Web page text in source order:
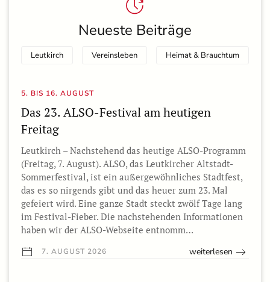
Neueste Beiträge
Leutkirch Vereinsleben Heimat & Brauchtum
5. BIS 16. AUGUST
Das 23. ALSO-Festival am heutigen
Freitag
Leutkirch – Nachstehend das heutige ALSO-Programm
(Freitag, 7. August). ALSO, das Leutkircher Altstadt-
Sommerfestival, ist ein außergewöhnliches Stadtfest,
das es so nirgends gibt und das heuer zum 23. Mal
gefeiert wird. Eine ganze Stadt steckt zwölf Tage lang
im Festival-Fieber. Die nachstehenden Informationen
haben wir der ALSO-Webseite entnomm…
7. AUGUST 2026 weiterlesen